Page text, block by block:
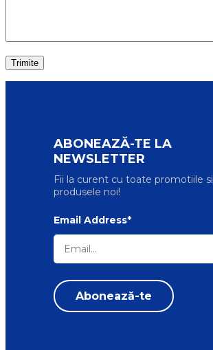
ABONEAZĂ-TE LA
NEWSLETTER
Fii la curent cu toate promotiile si
produsele noi!
Email Address*